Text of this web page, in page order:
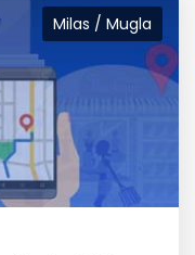
Milas / Mugla